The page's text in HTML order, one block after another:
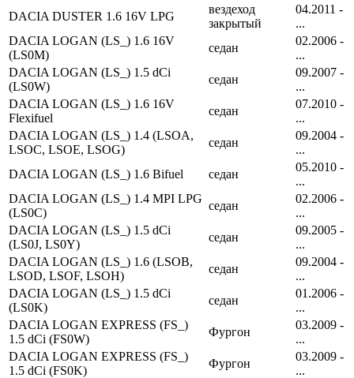
DACIA DUSTER 1.6 16V LPG
вездеход
закрытый
04.2011 -
...
DACIA LOGAN (LS_) 1.6 16V
(LS0M)
седан
02.2006 -
...
DACIA LOGAN (LS_) 1.5 dCi
(LS0W)
седан
09.2007 -
...
DACIA LOGAN (LS_) 1.6 16V
Flexifuel
седан
07.2010 -
...
DACIA LOGAN (LS_) 1.4 (LSOA,
LSOC, LSOE, LSOG)
седан
09.2004 -
...
DACIA LOGAN (LS_) 1.6 Bifuel
седан
05.2010 -
...
DACIA LOGAN (LS_) 1.4 MPI LPG
(LS0C)
седан
02.2006 -
...
DACIA LOGAN (LS_) 1.5 dCi
(LS0J, LS0Y)
седан
09.2005 -
...
DACIA LOGAN (LS_) 1.6 (LSOB,
LSOD, LSOF, LSOH)
седан
09.2004 -
...
DACIA LOGAN (LS_) 1.5 dCi
(LS0K)
седан
01.2006 -
...
DACIA LOGAN EXPRESS (FS_)
1.5 dCi (FS0W)
Фургон
03.2009 -
...
DACIA LOGAN EXPRESS (FS_)
1.5 dCi (FS0K)
Фургон
03.2009 -
...